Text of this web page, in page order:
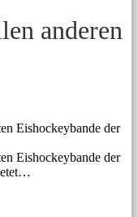
anderen
Eishockeybande der
Eishockeybande der